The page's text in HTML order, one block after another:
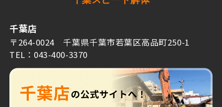
千葉店
〒264-0024 千葉県千葉市若葉区高品町250-1
TEL：043-400-3370